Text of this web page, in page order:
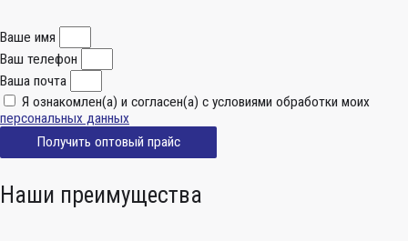
Ваше имя
Ваш телефон
Ваша почта
Я ознакомлен(а) и согласен(а) с условиями обработки моих
персональных данных
Получить оптовый прайс
Наши преимущества